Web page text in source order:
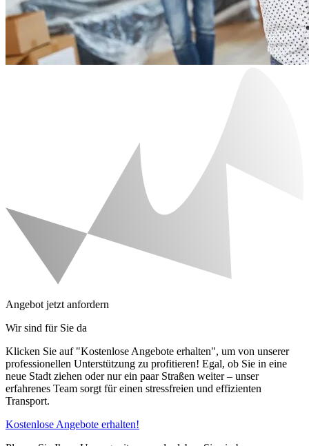
Angebot jetzt anfordern
Wir sind für Sie da
Klicken Sie auf "Kostenlose Angebote erhalten", um von unserer
professionellen Unterstützung zu profitieren! Egal, ob Sie in eine
neue Stadt ziehen oder nur ein paar Straßen weiter – unser
erfahrenes Team sorgt für einen stressfreien und effizienten
Transport.
Kostenlose Angebote erhalten!